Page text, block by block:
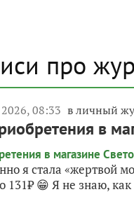
про
08:33 в личный
в
я стала «жертвой
131₽ 😁 Я не знаю,